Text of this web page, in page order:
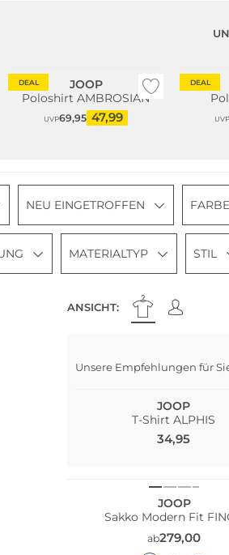
DEAL
JOOP
Poloshirt AMBROSIAN
UVP69,95 47,99
DEAL
NEU EINGETROFFEN FARBE
MATERIALTYP STIL
ANSICHT:
Unsere Empfehlungen für
Bestseller
JOOP
T-Shirt ALPHIS
34,95
JOOP
Sakko Modern Fit
ab279,00